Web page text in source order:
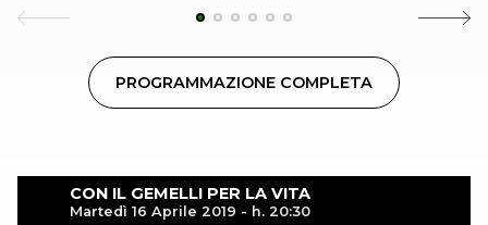
CON IL GEMELLI PER LA VITA
Martedì 16 Aprile 2019 - h. 20:30
PROGRAMMAZIONE COMPLETA